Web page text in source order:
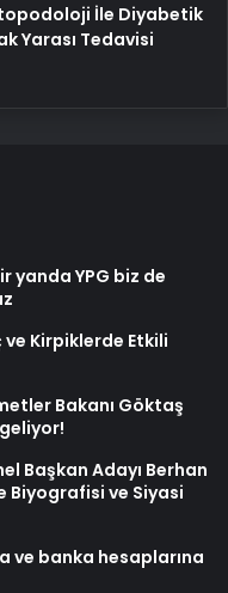
İle Diyabetik
Yarası Tedavisi
yanda YPG biz de
Kirpiklerde Etkili
Bakanı Göktaş
Başkan Adayı Berhan
Biyografisi ve Siyasi
ve banka hesaplarına